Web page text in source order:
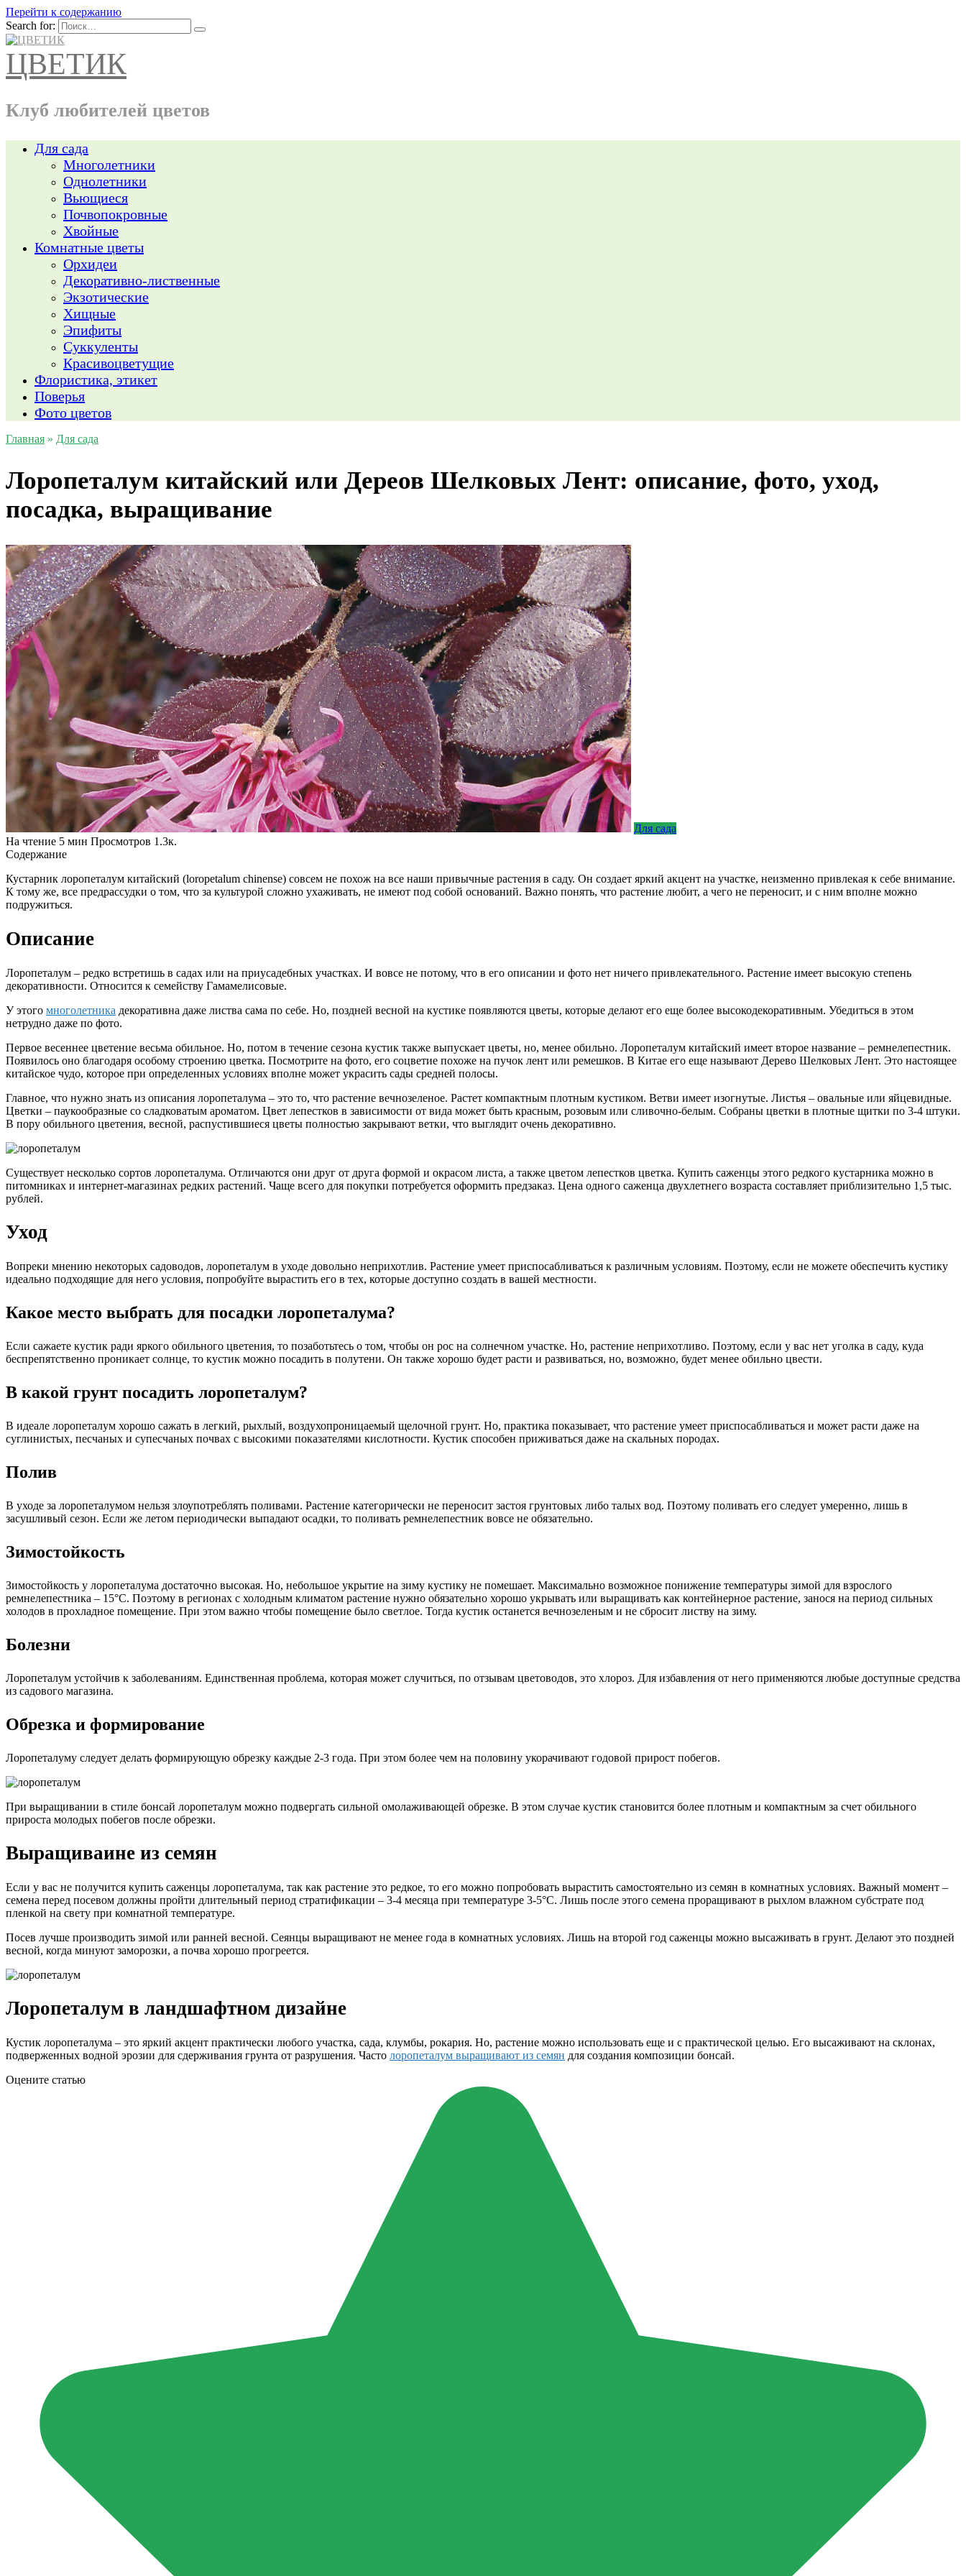
Перейти к содержанию
Search for:
ЦВЕТИК
Клуб любителей цветов
Для сада
Многолетники
Однолетники
Вьющиеся
Почвопокровные
Хвойные
Комнатные цветы
Орхидеи
Декоративно-лиственные
Экзотические
Хищные
Эпифиты
Суккуленты
Красивоцветущие
Флористика, этикет
Поверья
Фото цветов
Главная » Для сада
Лоропеталум китайский или Дереов Шелковых Лент: описание, фото, уход,
посадка, выращивание
Для сада
На чтение 5 мин Просмотров 1.3к.
Содержание
Кустарник лоропеталум китайский (loropetalum chinense) совсем не похож на все наши привычные растения в саду. Он создает яркий акцент на участке, неизменно привлекая к себе внимание.
К тому же, все предрассудки о том, что за культурой сложно ухаживать, не имеют под собой оснований. Важно понять, что растение любит, а чего не переносит, и с ним вполне можно
подружиться.
Описание
Лоропеталум – редко встретишь в садах или на приусадебных участках. И вовсе не потому, что в его описании и фото нет ничего привлекательного. Растение имеет высокую степень
декоративности. Относится к семейству Гамамелисовые.
У этого многолетника декоративна даже листва сама по себе. Но, поздней весной на кустике появляются цветы, которые делают его еще более высокодекоративным. Убедиться в этом
нетрудно даже по фото.
Первое весеннее цветение весьма обильное. Но, потом в течение сезона кустик также выпускает цветы, но, менее обильно. Лоропеталум китайский имеет второе название – ремнелепестник.
Появилось оно благодаря особому строению цветка. Посмотрите на фото, его соцветие похоже на пучок лент или ремешков. В Китае его еще называют Дерево Шелковых Лент. Это настоящее
китайское чудо, которое при определенных условиях вполне может украсить сады средней полосы.
Главное, что нужно знать из описания лоропеталума – это то, что растение вечнозеленое. Растет компактным плотным кустиком. Ветви имеет изогнутые. Листья – овальные или яйцевидные.
Цветки – паукообразные со сладковатым ароматом. Цвет лепестков в зависимости от вида может быть красным, розовым или сливочно-белым. Собраны цветки в плотные щитки по 3-4 штуки.
В пору обильного цветения, весной, распустившиеся цветы полностью закрывают ветки, что выглядит очень декоративно.
Существует несколько сортов лоропеталума. Отличаются они друг от друга формой и окрасом листа, а также цветом лепестков цветка. Купить саженцы этого редкого кустарника можно в
питомниках и интернет-магазинах редких растений. Чаще всего для покупки потребуется оформить предзаказ. Цена одного саженца двухлетнего возраста составляет приблизительно 1,5 тыс.
рублей.
Уход
Вопреки мнению некоторых садоводов, лоропеталум в уходе довольно неприхотлив. Растение умеет приспосабливаться к различным условиям. Поэтому, если не можете обеспечить кустику
идеально подходящие для него условия, попробуйте вырастить его в тех, которые доступно создать в вашей местности.
Какое место выбрать для посадки лоропеталума?
Если сажаете кустик ради яркого обильного цветения, то позаботьтесь о том, чтобы он рос на солнечном участке. Но, растение неприхотливо. Поэтому, если у вас нет уголка в саду, куда
беспрепятственно проникает солнце, то кустик можно посадить в полутени. Он также хорошо будет расти и развиваться, но, возможно, будет менее обильно цвести.
В какой грунт посадить лоропеталум?
В идеале лоропеталум хорошо сажать в легкий, рыхлый, воздухопроницаемый щелочной грунт. Но, практика показывает, что растение умеет приспосабливаться и может расти даже на
суглинистых, песчаных и супесчаных почвах с высокими показателями кислотности. Кустик способен приживаться даже на скальных породах.
Полив
В уходе за лоропеталумом нельзя злоупотреблять поливами. Растение категорически не переносит застоя грунтовых либо талых вод. Поэтому поливать его следует умеренно, лишь в
засушливый сезон. Если же летом периодически выпадают осадки, то поливать ремнелепестник вовсе не обязательно.
Зимостойкость
Зимостойкость у лоропеталума достаточно высокая. Но, небольшое укрытие на зиму кустику не помешает. Максимально возможное понижение температуры зимой для взрослого
ремнелепестника – 15°С. Поэтому в регионах с холодным климатом растение нужно обязательно хорошо укрывать или выращивать как контейнерное растение, занося на период сильных
холодов в прохладное помещение. При этом важно чтобы помещение было светлое. Тогда кустик останется вечнозеленым и не сбросит листву на зиму.
Болезни
Лоропеталум устойчив к заболеваниям. Единственная проблема, которая может случиться, по отзывам цветоводов, это хлороз. Для избавления от него применяются любые доступные средства
из садового магазина.
Обрезка и формирование
Лоропеталуму следует делать формирующую обрезку каждые 2-3 года. При этом более чем на половину укорачивают годовой прирост побегов.
При выращивании в стиле бонсай лоропеталум можно подвергать сильной омолаживающей обрезке. В этом случае кустик становится более плотным и компактным за счет обильного
прироста молодых побегов после обрезки.
Выращиваине из семян
Если у вас не получится купить саженцы лоропеталума, так как растение это редкое, то его можно попробовать вырастить самостоятельно из семян в комнатных условиях. Важный момент –
семена перед посевом должны пройти длительный период стратификации – 3-4 месяца при температуре 3-5°С. Лишь после этого семена проращивают в рыхлом влажном субстрате под
пленкой на свету при комнатной температуре.
Посев лучше производить зимой или ранней весной. Сеянцы выращивают не менее года в комнатных условиях. Лишь на второй год саженцы можно высаживать в грунт. Делают это поздней
весной, когда минуют заморозки, а почва хорошо прогреется.
Лоропеталум в ландшафтном дизайне
Кустик лоропеталума – это яркий акцент практически любого участка, сада, клумбы, рокария. Но, растение можно использовать еще и с практической целью. Его высаживают на склонах,
подверженных водной эрозии для сдерживания грунта от разрушения. Часто лоропеталум выращивают из семян для создания композиции бонсай.
Оцените статью